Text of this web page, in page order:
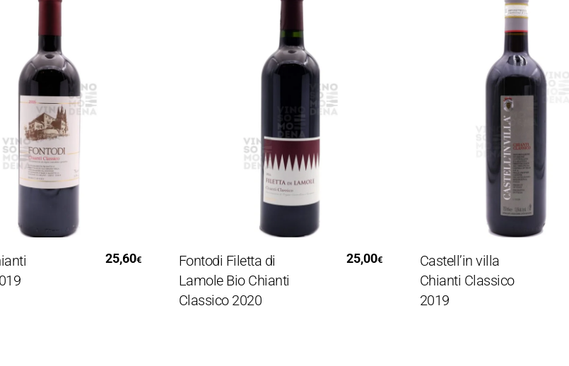
25,60€
Fontodi Filetta di
Lamole Bio Chianti
Classico 2020
25,00€
Castell’in villa
Chianti Classico
2019